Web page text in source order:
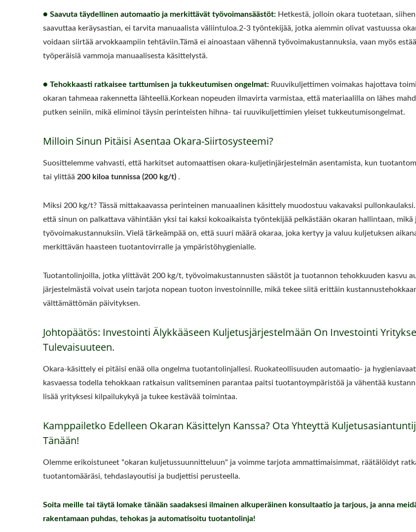
● Saavuta täydellinen automaatio ja merkittävät työvoimansäästöt: Hetkestä, jolloin okara tuotetaan,
saavuttaa keräysastian, ei tarvita manuaalista väliintuloa.2-3 työntekijää, jotka aiemmin olivat vastuussa
voidaan siirtää arvokkaampiin tehtäviin.Tämä ei ainoastaan vähennä työvoimakustannuksia, vaan myös
työperäisiä vammoja manuaalisesta käsittelystä.
● Tehokkaasti ratkaisee tarttumisen ja tukkeutumisen ongelmat: Ruuvikuljettimen voimakas hajottava
okaran tahmeaa rakennetta lähteellä.Korkean nopeuden ilmavirta varmistaa, että materiaalilla on lähes
putken seiniin, mikä eliminoi täysin perinteisten hihna- tai ruuvikuljettimien yleiset tukkeutumisongelmat.
Milloin Sinun Pitäisi Asentaa Okara-Siirtosysteemi?
Suosittelemme vahvasti, että harkitset automaattisen okara-kuljetinjärjestelmän asentamista, kun
tai ylittää 200 kiloa tunnissa (200 kg/t) .
Miksi 200 kg/t? Tässä mittakaavassa perinteinen manuaalinen käsittely muodostuu vakavaksi
että sinun on palkattava vähintään yksi tai kaksi kokoaikaista työntekijää pelkästään okaran hallintaan,
työvoimakustannuksiin. Vielä tärkeämpää on, että suuri määrä okaraa, joka kertyy ja valuu kuljetuksen
merkittävän haasteen tuotantovirralle ja ympäristöhygienialle.
Tuotantolinjoilla, jotka ylittävät 200 kg/t, työvoimakustannusten säästöt ja tuotannon tehokkuuden kasvu
järjestelmästä voivat usein tarjota nopean tuoton investoinnille, mikä tekee siitä erittäin
välttämättömän päivityksen.
Johtopäätös: Investointi Älykkääseen Kuljetusjärjestelmään On Investointi
Tulevaisuuteen.
Okara-käsittely ei pitäisi enää olla ongelma tuotantolinjallesi. Ruokateollisuuden automaatio- ja
kasvaessa todella tehokkaan ratkaisun valitseminen parantaa paitsi tuotantoympäristöä ja vähentää
lisää yrityksesi kilpailukykyä ja tukee kestävää toimintaa.
Kamppailetko Edelleen Okaran Käsittelyn Kanssa? Ota Yhteyttä
Tänään!
Olemme erikoistuneet "okaran kuljetussuunnitteluun" ja voimme tarjota ammattimaisimmat, räätälöidyt
tuotantomääräsi, tehdaslayoutisi ja budjettisi perusteella.
Soita meille tai täytä lomake tänään saadaksesi ilmainen alkuperäinen konsultaatio ja tarjous, ja anna
rakentamaan puhdas, tehokas ja automatisoitu tuotantolinja!